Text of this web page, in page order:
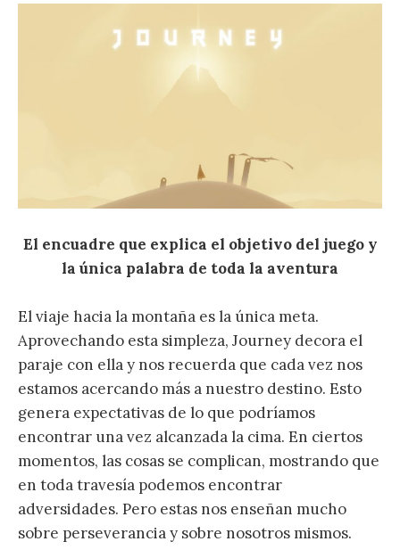
El encuadre que explica el objetivo del juego y
la única palabra de toda la aventura
El viaje hacia la montaña es la única meta.
Aprovechando esta simpleza, Journey decora el
paraje con ella y nos recuerda que cada vez nos
estamos acercando más a nuestro destino. Esto
genera expectativas de lo que podríamos
encontrar una vez alcanzada la cima. En ciertos
momentos, las cosas se complican, mostrando que
en toda travesía podemos encontrar
adversidades. Pero estas nos enseñan mucho
sobre perseverancia y sobre nosotros mismos.